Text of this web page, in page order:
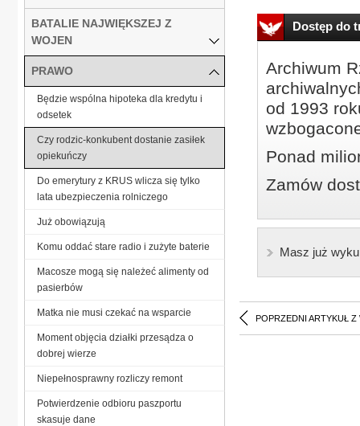
Dostęp do
Archiwum
od 1993
Ponad
Zamów
Masz już
POPRZEDNI ARTYKUŁ Z
BATALIE NAJWIĘKSZEJ Z
WOJEN
PRAWO
Będzie wspólna hipoteka dla kredytu i
odsetek
Czy rodzic-konkubent dostanie zasiłek
opiekuńczy
Do emerytury z KRUS wlicza się tylko
lata ubezpieczenia rolniczego
Już obowiązują
Komu oddać stare radio i zużyte baterie
Macosze mogą się należeć alimenty od
pasierbów
Matka nie musi czekać na wsparcie
Moment objęcia działki przesądza o
dobrej wierze
Niepełnosprawny rozliczy remont
Potwierdzenie odbioru paszportu
skasuje dane